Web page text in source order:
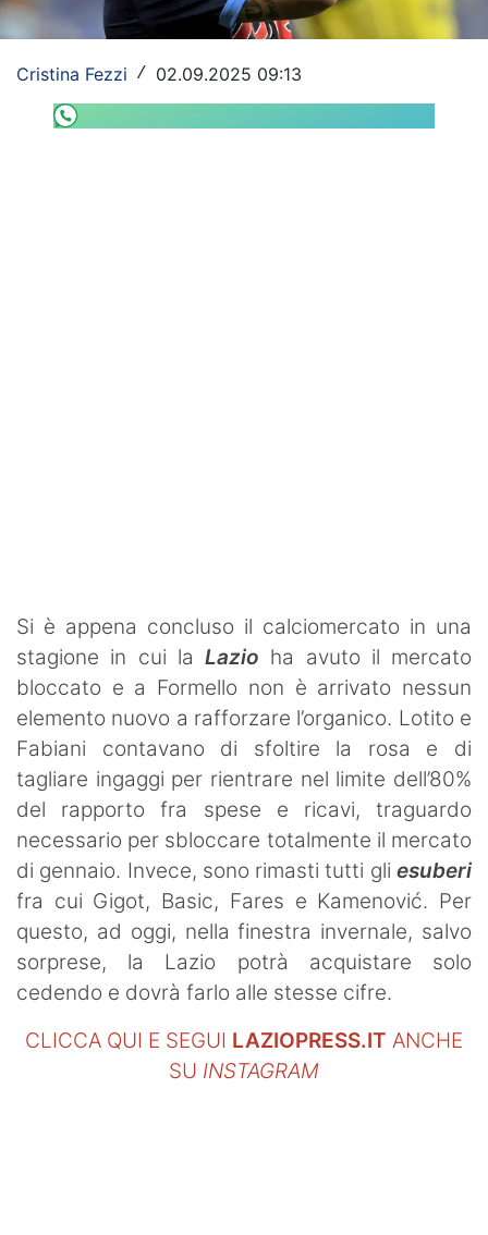
Tennis
Vela
SHOP LAZIO
Cristina Fezzi / 02.09.2025 09:13
Si è appena concluso il calciomercato in una
stagione in cui la Lazio ha avuto il mercato
bloccato e a Formello non è arrivato nessun
elemento nuovo a rafforzare l’organico. Lotito e
Fabiani contavano di sfoltire la rosa e di
tagliare ingaggi per rientrare nel limite dell’80%
del rapporto fra spese e ricavi, traguardo
necessario per sbloccare totalmente il mercato
di gennaio. Invece, sono rimasti tutti gli esuberi
fra cui Gigot, Basic, Fares e Kamenović. Per
questo, ad oggi, nella finestra invernale, salvo
sorprese, la Lazio potrà acquistare solo
cedendo e dovrà farlo alle stesse cifre.
CLICCA QUI E SEGUI LAZIOPRESS.IT ANCHE
SU INSTAGRAM